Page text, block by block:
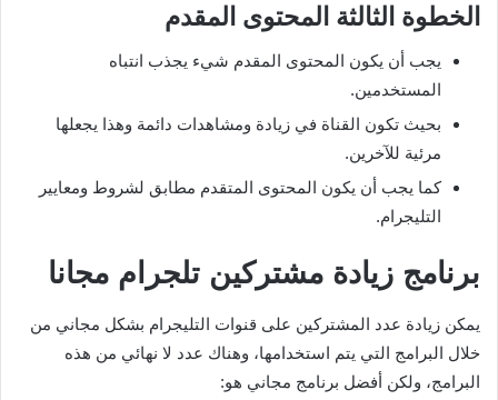
الخطوة الثالثة المحتوى المقدم
يجب أن يكون المحتوى المقدم شيء يجذب انتباه
المستخدمين.
بحيث تكون القناة في زيادة ومشاهدات دائمة وهذا يجعلها
مرئية للآخرين.
كما يجب أن يكون المحتوى المتقدم مطابق لشروط ومعايير
التليجرام.
برنامج زيادة مشتركين تلجرام مجانا
يمكن زيادة عدد المشتركين على قنوات التليجرام بشكل مجاني من
خلال البرامج التي يتم استخدامها، وهناك عدد لا نهائي من هذه
البرامج، ولكن أفضل برنامج مجاني هو: